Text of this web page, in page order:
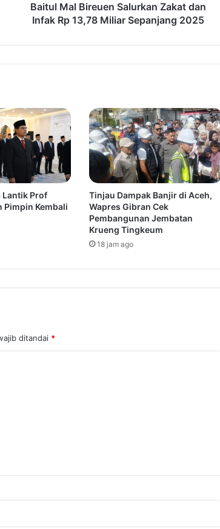
Baitul Mal Bireuen Salurkan Zakat dan
Infak Rp 13,78 Miliar Sepanjang 2025
Lantik Prof
Kembali
Tinjau Dampak Banjir di Aceh,
Wapres Gibran Cek
Pembangunan Jembatan
Krueng Tingkeum
18 jam ago
ditandai *